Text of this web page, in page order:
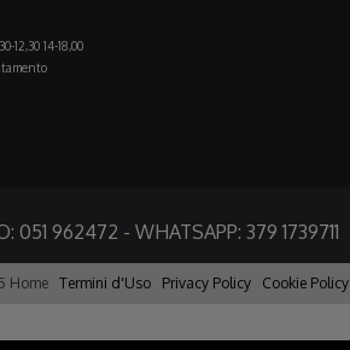
12,30 14-18,00
051 962472 - WHATSAPP: 379 1739711
Home Termini d'Uso Privacy Policy Cookie Policy